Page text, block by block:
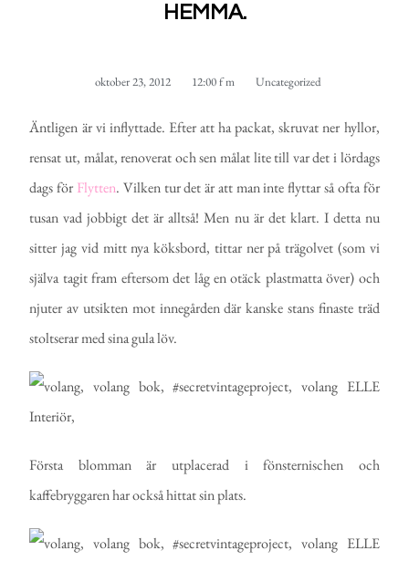
HEMMA.
oktober 23, 2012 12:00 f m Uncategorized
Äntligen är vi inflyttade. Efter att ha packat, skruvat ner hyllor,
rensat ut, målat, renoverat och sen målat lite till var det i lördags
dags för Flytten. Vilken tur det är att man inte flyttar så ofta för
tusan vad jobbigt det är alltså! Men nu är det klart. I detta nu
sitter jag vid mitt nya köksbord, tittar ner på trägolvet (som vi
själva tagit fram eftersom det låg en otäck plastmatta över) och
njuter av utsikten mot innegården där kanske stans finaste träd
stoltserar med sina gula löv.
Första blomman är utplacerad i fönsternischen och
kaffebryggaren har också hittat sin plats.